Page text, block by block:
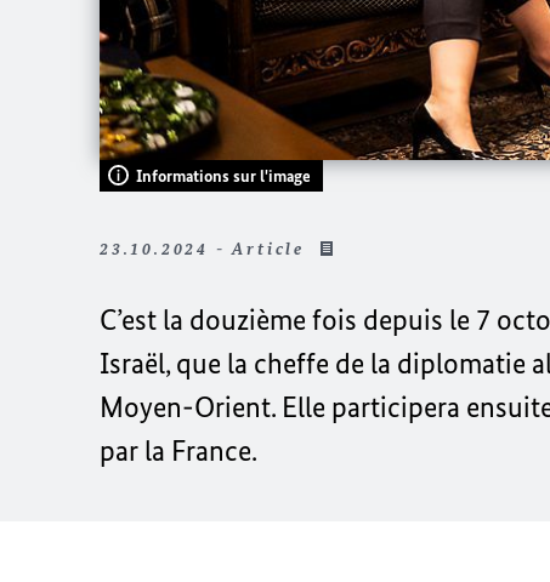
Informations sur l'image
23.10.2024 - Article
C’est la douzième fois depuis le 7
Israël, que la cheffe de la diplomatie
Moyen-Orient. Elle participera
par la France.